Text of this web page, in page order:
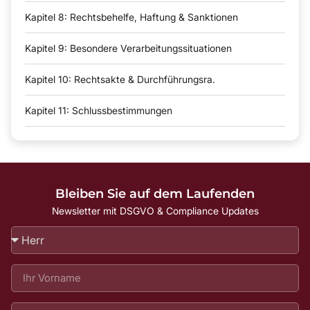
Kapitel 8: Rechtsbehelfe, Haftung & Sanktionen
Kapitel 9: Besondere Verarbeitungssituationen
Kapitel 10: Rechtsakte & Durchführungsra.
Kapitel 11: Schlussbestimmungen
Bleiben Sie auf dem Laufenden
Newsletter mit DSGVO & Compliance Updates